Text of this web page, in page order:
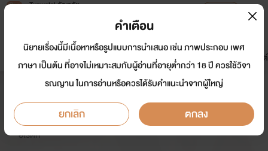
Tunwalai ธัญวลัย
หน้าแรก นิยาย อีบุ๊ก การ์ตูน
มาใหม่
ดรีมแชท ธัญลิสต์
คดีรักบัลลังก์สวาท NC25+ NTR
นักเขียน: Saabari
อีโรติก
คำเตือน
นิยายเรื่องนี้มีเนื้อหาหรือรูปแบบการนำเสนอ เช่น ภาพประกอบ เพศ
ภาษา เป็นต้น ที่อาจไม่เหมาะสมกับผู้อ่านที่อายุต่ำกว่า 18 ปี ควรใช้วิจา
รณญาน ในการอ่านหรือควรได้รับคำแนะนำจากผู้ใหญ่
ยกเลิก ตกลง